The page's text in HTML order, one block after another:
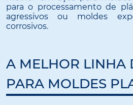
para o processamento de
agressivos ou moldes
corrosivos.
A MELHOR LINHA
PARA MOLDES